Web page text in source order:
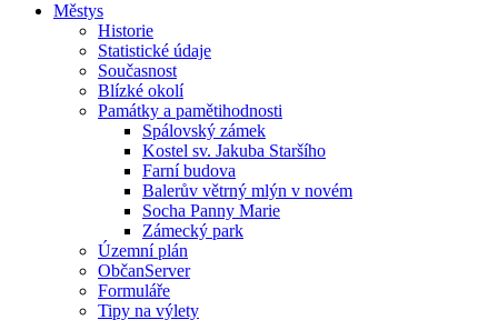
Městys
Historie
Statistické údaje
Současnost
Blízké okolí
Památky a pamětihodnosti
Spálovský zámek
Kostel sv. Jakuba Staršího
Farní budova
Balerův větrný mlýn v novém
Socha Panny Marie
Zámecký park
Územní plán
ObčanServer
Formuláře
Tipy na výlety